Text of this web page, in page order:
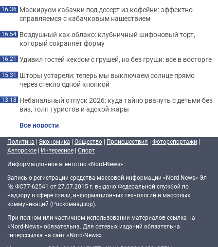
16:36 Маскируем кабачки под десерт из кофейни: эффектно
справляемся с кабачковым нашествием
16:54 Воздушный как облако: клубничный шифоновый торт,
который сохраняет форму
16:21 Удивил гостей кексом с грушей, но без груши: все в восторге
15:31 Шторы устарели: теперь мы выключаем солнце прямо
через стекло одной кнопкой
13:18 Небанальный отпуск 2026: куда тайно рвануть с детьми без
виз, толп туристов и адской жары
Все новости
Политика | Экономика | Общество | Происшествия | Фоторепортажи |
Авторское | Интересное | Спорт
Информационное агентство «Nord-News»
Запись о регистрации средства массовой информации «Nord-News» Эл
№ ФС77-62541 от 27.07.2015 г. выдано Федеральной службой по
надзору в сфере связи, информационных технологий и массовых
коммуникаций (Роскомнадзор).
При полном или частичном использовании материалов ссылка на
«Nord-News» обязательна. Для сетевых изданий обязательна
гиперссылка на сайт «Nord-News».